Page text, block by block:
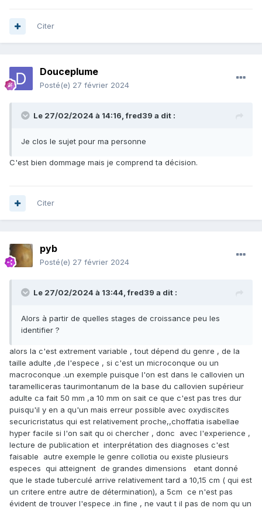
Citer
Douceplume
Posté(e) 27 février 2024
Le 27/02/2024 à 14:16,fred39 a dit :
Je clos le sujet pour ma personne
C'est bien dommage mais je comprend ta décision.
Citer
pyb
Posté(e) 27 février 2024
Le 27/02/2024 à 13:44,fred39 a dit :
Alors à partir de quelles stages de croissance peu les
identifier ?
alors la c'est extrement variable , tout dépend du genre , de la
taille adulte ,de l'espece , si c'est un microconque ou un
macroconque .un exemple puisque l'on est dans le callovien un
taramelliceras taurimontanum de la base du callovien supérieur
adulte ca fait 50 mm ,a 10 mm on sait ce que c'est pas tres dur
puisqu'il y en a qu'un mais erreur possible avec oxydiscites
securicristatus qui est relativement proche,,choffatia isabellae
hyper facile si l'on sait qu oi chercher , donc avec l'experience ,
lecture de publication et interprétation des diagnoses c'est
faisable autre exemple le genre collotia ou existe plusieurs
especes qui atteignent de grandes dimensions etant donné
que le stade tuberculé arrive relativement tard a 10,15 cm ( qui est
un critere entre autre de détermination), a 5cm ce n'est pas
évident de trouver l'espece .in fine , ne vaut t il pas de nom qu un